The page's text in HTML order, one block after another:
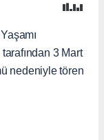
3 Mart
nedeniyle tören